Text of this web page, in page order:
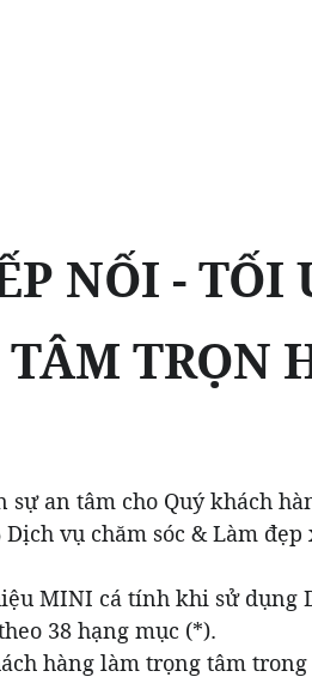
NỐI - TỐI
TRỌN
sự an tâm cho Quý khách
Dịch vụ chăm sóc & Làm
MINI cá tính khi sử
38 hạng mục (*).
hàng làm trọng tâm